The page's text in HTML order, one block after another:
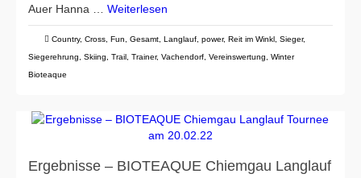
Auer Hanna … Weiterlesen
Country, Cross Fun Gesamt Langlauf power, Reit im Winkl Sieger,
Siegerehrung
Skiing Trail Trainer, Vachendorf Vereinswertung
Winter
Bioteaque
Ergebnisse – BIOTEAQUE Chiemgau Langlauf